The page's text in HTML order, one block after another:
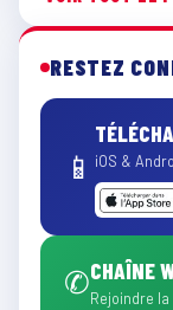
RESTEZ
📱 iOS &
✆CHAÎNE
Rejoindre